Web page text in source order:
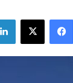
Facebook
X